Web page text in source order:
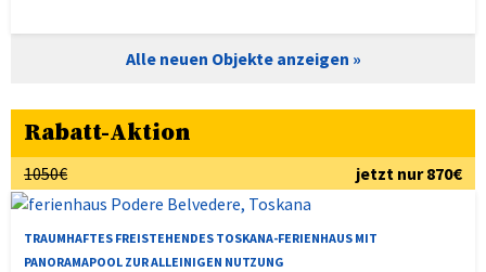
Alle neuen Objekte anzeigen
Rabatt-Aktion
1050€ jetzt nur 870€
TRAUMHAFTES FREISTEHENDES TOSKANA-FERIENHAUS MIT
PANORAMAPOOL ZUR ALLEINIGEN NUTZUNG